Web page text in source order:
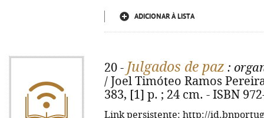
ADICIONAR À LISTA
20 - Julgados de paz :
/ Joel Timóteo Ramos
383, [1] p. ; 24 cm. - ISBN
Link persistente: http://